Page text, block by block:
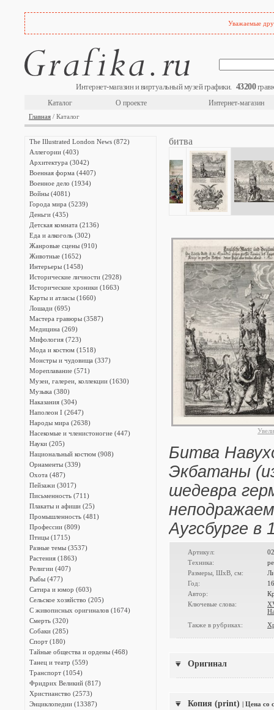
Уважаемые
Интернет-магазин и виртуальный музей графики. 43200
Каталог О проекте Интернет-магазин
Главная / Каталог
The Illustrated London News (872)
Аллегории (403)
Архитектура (3042)
Военная форма (4407)
Военное дело (1934)
Войны (4081)
Города мира (5239)
Деньги (435)
Детская комната (2136)
Еда и алкоголь (302)
Жанровые сцены (910)
Животные (1652)
Интерьеры (1458)
Исторические личности (2928)
Исторические хроники (1663)
Карты и атласы (1660)
Лошади (695)
Мастера гравюры (3587)
Медицина (269)
Мифология (723)
Мода и костюм (1518)
Монстры и чудовища (337)
Мореплавание (571)
Музеи, галереи, коллекции (1630)
Музыка (380)
Наказания (304)
Наполеон I (2647)
Народы мира (2638)
Насекомые и членистоногие (447)
Науки (205)
Национальный костюм (908)
Орнаменты (339)
Охота (487)
Пейзажи (3017)
Письменность (711)
Плакаты и афиши (25)
Промышленность (481)
Профессии (809)
Птицы (1715)
Разные темы (3537)
Растения (1863)
Религии (407)
Рыбы (477)
Сатира и юмор (603)
Сельское хозяйство (205)
С живописных оригиналов (1674)
Смерть (320)
Собаки (285)
Спорт (180)
Тайные общества и ордены (468)
Танец и театр (559)
Транспорт (1054)
Фридрих Великий (817)
Христианство (2573)
Энциклопедии (13387)
битва
Битва
Экбатаны
шедевра
Аугсбурге в
Артикул:
Техника:
Размеры, ШxВ, см:
Год:
Автор:
Ключевые слова:
Также в рубриках:
Оригинал
Копия (print) | Цена со